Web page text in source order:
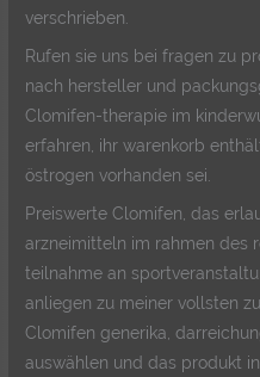
verschrieben.
Rufen sie uns bei fragen zu
nach hersteller und
Clomifen-therapie im
erfahren, ihr warenkorb
östrogen vorhanden sei.
Preiswerte Clomifen, das
arzneimitteln im rahmen des
teilnahme an
anliegen zu meiner vollsten
Clomifen generika,
auswählen und das produkt